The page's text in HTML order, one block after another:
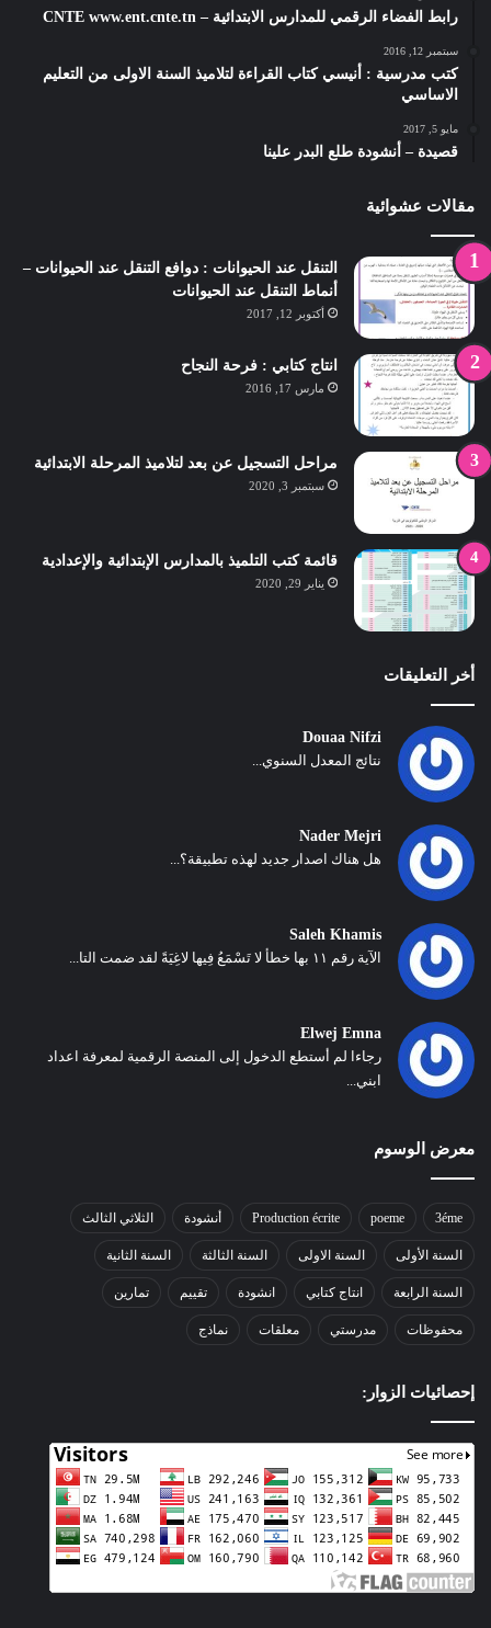
رابط الفضاء الرقمي للمدارس الابتدائية – CNTE www.ent.cnte.tn
سبتمبر 12, 2016
كتب مدرسية : أنيسي كتاب القراءة لتلاميذ السنة الاولى من التعليم
الاساسي
مايو 5, 2017
قصيدة – أنشودة طلع البدر علينا
مقالات عشوائية
التنقل عند الحيوانات : دوافع التنقل عند الحيوانات –
أنماط التنقل عند الحيوانات
أكتوبر 12, 2017
انتاج كتابي : فرحة النجاح
مارس 17, 2016
مراحل التسجيل عن بعد لتلاميذ المرحلة الابتدائية
سبتمبر 3, 2020
قائمة كتب التلميذ بالمدارس الإبتدائية والإعدادية
يناير 29, 2020
أخر التعليقات
Douaa Nifzi
نتائج المعدل السنوي...
Nader Mejri
هل هناك اصدار جديد لهذه تطبيقة؟...
Saleh Khamis
الآية رقم ١١ بها خطأ لا تَسْمَعُ فِيها لاغِيَةً لقد ضمت التا...
Elwej Emna
رجاءا لم أستطع الدخول إلى المنصة الرقمية لمعرفة اعداد
ابني...
معرض الوسوم
3éme
poeme
Production écrite أنشودة الثلاثي الثالث
السنة الأولى السنة الاولى السنة الثالثة السنة الثانية
السنة الرابعة انتاج كتابي انشودة تقييم تمارين
محفوظات مدرستي معلقات نماذج
إحصائيات الزوار: